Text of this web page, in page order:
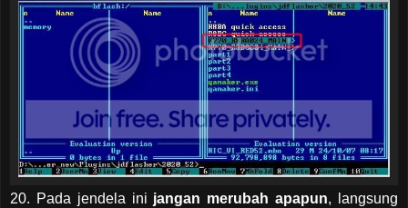
20. Pada jendela ini jangan merubah apapun, langsung